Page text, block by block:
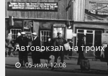
Автовокзал "на троих"
05-июл, 12:08